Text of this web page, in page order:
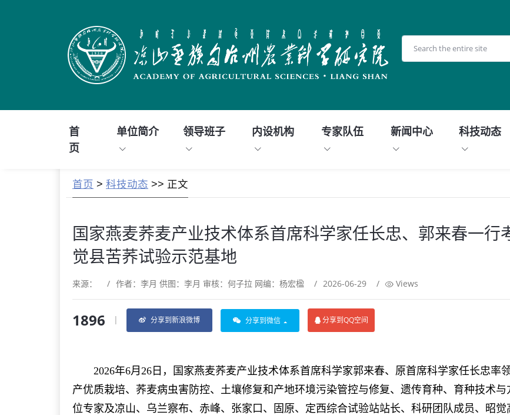
首
页
单位简介 领导班子 内设机构 专家队伍 新闻中心 科技动态
首页 > 科技动态 >> 正文
国家燕麦荞麦产业技术体系首席科学家任长忠、郭来春一行
觉县苦荞试验示范基地
来源： / 作者：李月 供图：李月 审核：何子拉 网编：杨宏楹 / 2026-06-29 / Views
1896 | 分享到新浪微博 分享到微信 分享到QQ空间
2026年6月26日，国家燕麦荞麦产业技术体系首席科学家郭来春、原首席科学家任长忠率
产优质栽培、荞麦病虫害防控、土壤修复和产地环境污染管控与修复、遗传育种、育种技术与
位专家及凉山、乌兰察布、赤峰、张家口、固原、定西综合试验站站长、科研团队成员、昭觉